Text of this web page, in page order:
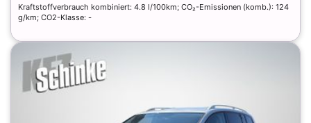
Kraftstoffverbrauch kombiniert: 4.8 l/100km; CO₂-Emissionen (komb.): 124
g/km; CO2-Klasse: -